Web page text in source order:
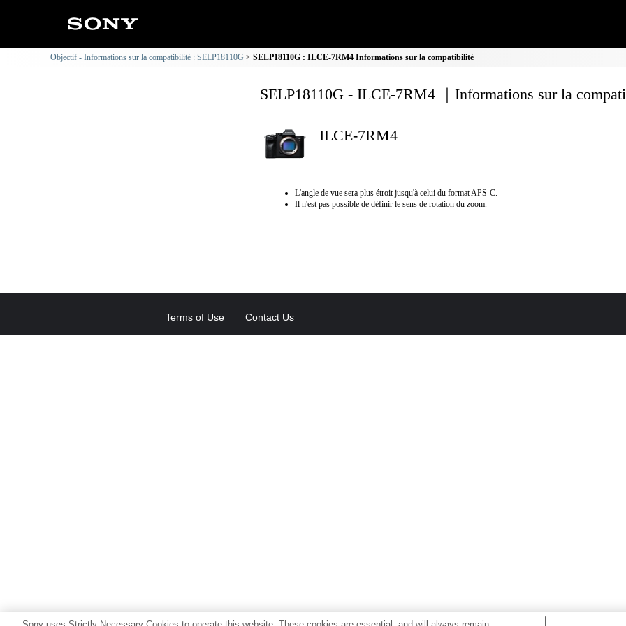
Objectif - Informations sur la compatibilité : SELP18110G SELP18110G : ILCE-7RM4 Informations sur la compatibilité
SELP18110G - ILCE-7RM4 ｜Informations sur la
ILCE-7RM4
L'angle de vue sera plus étroit jusqu'à celui du format APS-C.
Il n'est pas possible de définir le sens de rotation du zoom.
Terms of Use Contact Us